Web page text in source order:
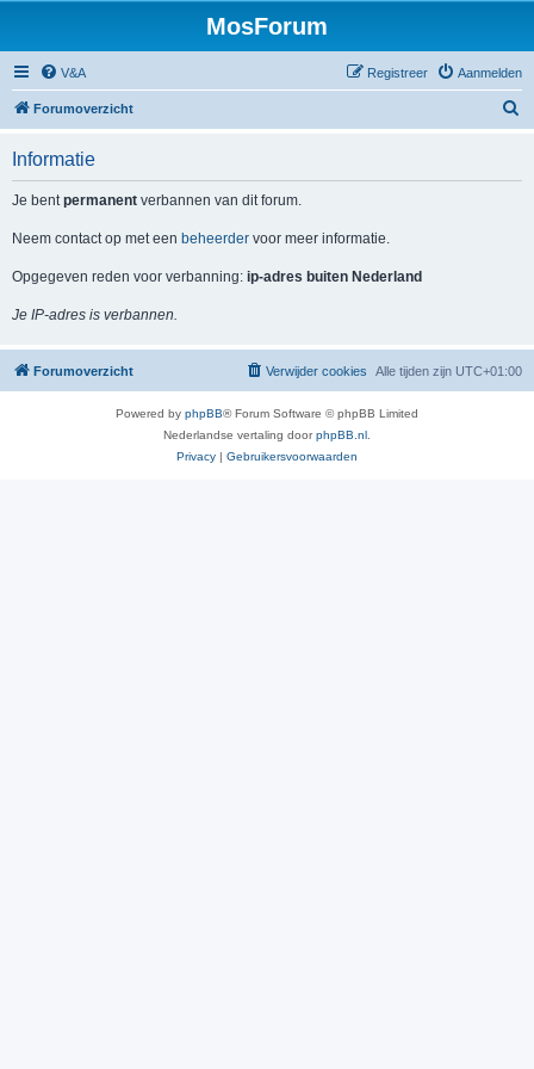
MosForum
V&A Aanmelden
Registreer
Forumoverzicht
Informatie
Je bentpermanent verbannen van dit forum.
Neem contact op met een beheerder voor meer informatie.
Opgegeven reden voor verbanning: ip-adres buiten Nederland
Je IP-adres is verbannen.
Forumoverzicht Alle tijden zijn UTC+01:00
Verwijder cookies
Powered by phpBB® Forum Software © phpBB Limited
Nederlandse vertaling doorphpBB.nl
Privacy | Gebruikersvoorwaarden